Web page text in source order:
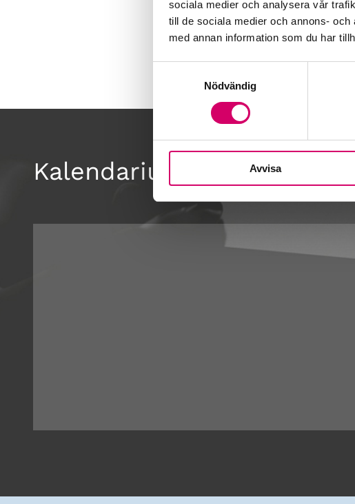
sociala medier och analysera vår
till de sociala medier och annons-
med annan information som du har
Nödvändig
Avvisa
Kalendarium